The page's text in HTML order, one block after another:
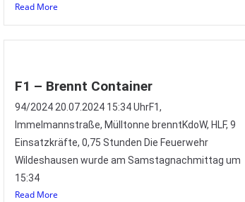
Read More
F1 – Brennt Container
94/2024 20.07.2024 15:34 UhrF1,
Immelmannstraße, Mülltonne brenntKdoW, HLF, 9
Einsatzkräfte, 0,75 Stunden Die Feuerwehr
Wildeshausen wurde am Samstagnachmittag um
15:34
Read More